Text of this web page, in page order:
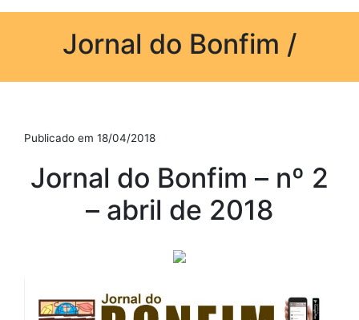
Jornal do Bonfim /
Publicado em 18/04/2018
Jornal do Bonfim – nº 2
– abril de 2018